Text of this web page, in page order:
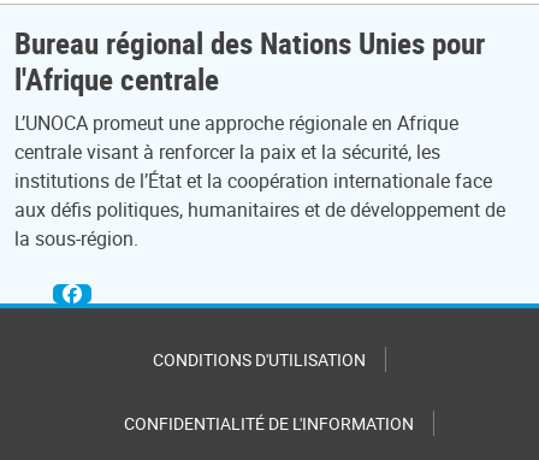
Bureau régional des Nations Unies pour
l'Afrique centrale
L’UNOCA promeut une approche régionale en Afrique
centrale visant à renforcer la paix et la sécurité, les
institutions de l’État et la coopération internationale face
aux défis politiques, humanitaires et de développement de
la sous-région.
CONDITIONS D'UTILISATION
CONFIDENTIALITÉ DE L'INFORMATION